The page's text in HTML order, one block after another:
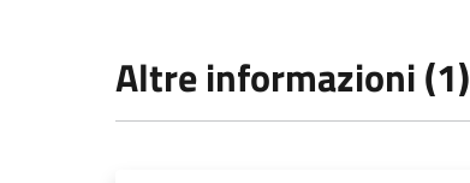
Altre informazioni (1)